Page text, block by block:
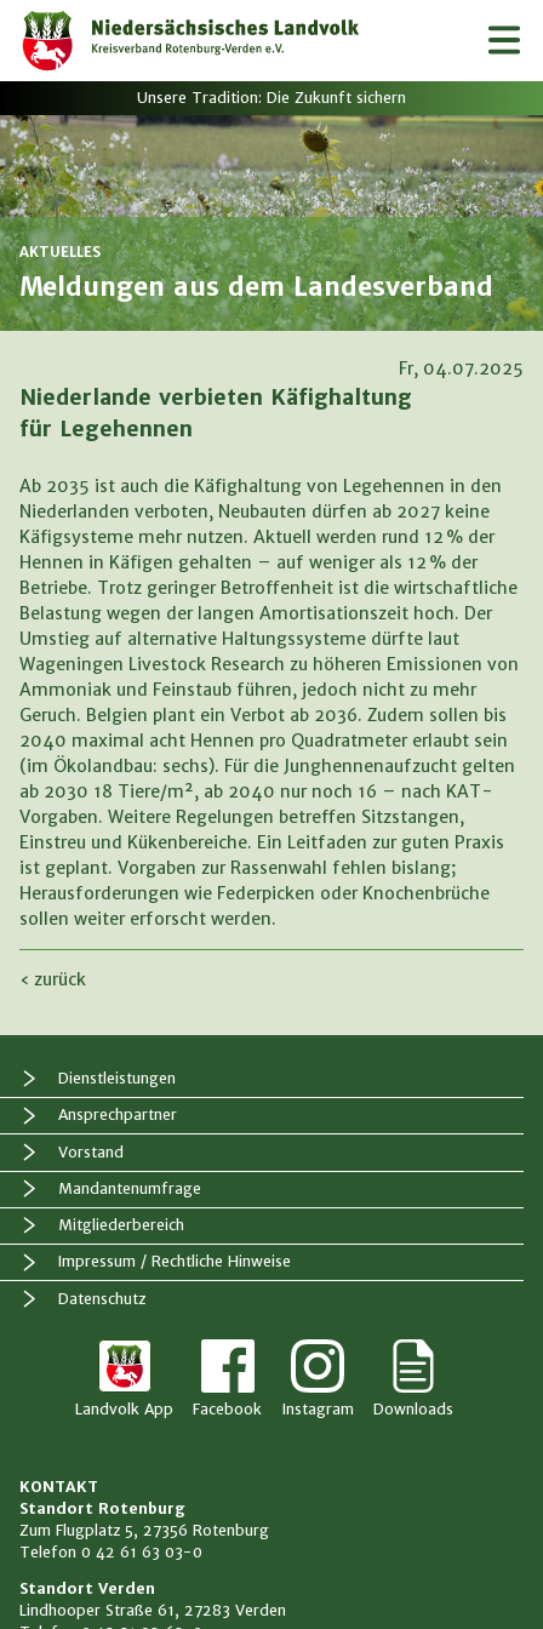
Unsere Tradition: Die Zukunft sichern
Meldungen aus dem Landesverband
Fr, 04.07.2025
Niederlande verbieten Käfighaltung
für Legehennen
Ab 2035 ist auch die Käfighaltung von Legehennen in den
Niederlanden verboten, Neubauten dürfen ab 2027 keine
Käfigsysteme mehr nutzen. Aktuell werden rund 12 % der
Hennen in Käfigen gehalten – auf weniger als 12 % der
Betriebe. Trotz geringer Betroffenheit ist die wirtschaftliche
Belastung wegen der langen Amortisationszeit hoch. Der
Umstieg auf alternative Haltungssysteme dürfte laut
Wageningen Livestock Research zu höheren Emissionen von
Ammoniak und Feinstaub führen, jedoch nicht zu mehr
Geruch. Belgien plant ein Verbot ab 2036. Zudem sollen bis
2040 maximal acht Hennen pro Quadratmeter erlaubt sein
(im Ökolandbau: sechs). Für die Junghennenaufzucht gelten
ab 2030 18 Tiere/m², ab 2040 nur noch 16 – nach KAT-
Vorgaben. Weitere Regelungen betreffen Sitzstangen,
Einstreu und Kükenbereiche. Ein Leitfaden zur guten Praxis
ist geplant. Vorgaben zur Rassenwahl fehlen bislang;
Herausforderungen wie Federpicken oder Knochenbrüche
sollen weiter erforscht werden.
‹ zurück
Dienstleistungen
Ansprechpartner
Vorstand
Mandantenumfrage
Mitgliederbereich
Impressum / Rechtliche Hinweise
Datenschutz
KONTAKT
Standort Rotenburg
Zum Flugplatz 5, 27356 Rotenburg
Telefon 0 42 61 63 03-0
Standort Verden
Lindhooper Straße 61, 27283 Verden